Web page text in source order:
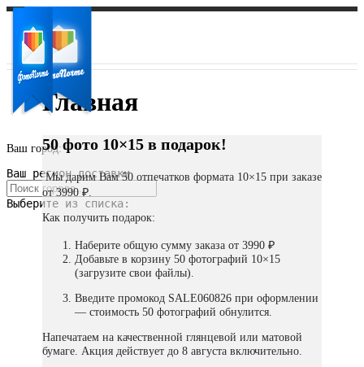
Ваш город:
Ваш регион доставки
Выберите из списка:
Главная
50 фото 10×15 в подарок!
Мы дарим Вам 50 отпечатков формата 10×15 при заказе
от 3990 ₽.
Как получить подарок:
Наберите общую сумму заказа от 3990 ₽
Добавьте в корзину 50 фотографий 10×15
(загрузите свои файлы).
Введите промокод SALE060826 при оформлении
— стоимость 50 фотографий обнулится.
Напечатаем на качественной глянцевой или матовой
бумаге. Акция действует до 8 августа включительно.